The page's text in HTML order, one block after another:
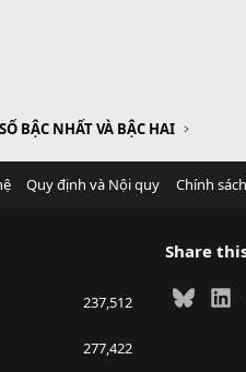
BẬC NHẤT VÀ BẬC HAI
Quy định và Nội quy Chính
237,512
277,422
Share